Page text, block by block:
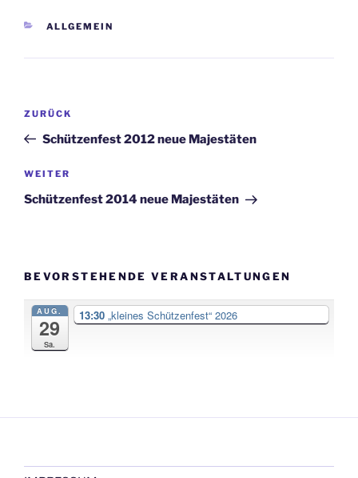
ALLGEMEIN
ZURÜCK
Schützenfest 2012 neue Majestäten
WEITER
Schützenfest 2014 neue Majestäten
BEVORSTEHENDE VERANSTALTUNGEN
AUG.
29
Sa.
13:30 „kleines Schützenfest“ 2026